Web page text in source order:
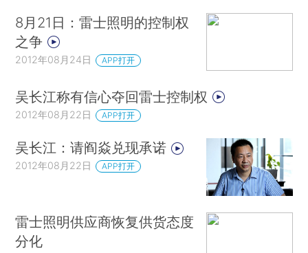
8月21日：雷士照明的控制权
之争
2012年08月24日 APP打开
吴长江称有信心夺回雷士控制权
2012年08月22日 APP打开
吴长江：请阎焱兑现承诺
2012年08月22日 APP打开
雷士照明供应商恢复供货态度
分化